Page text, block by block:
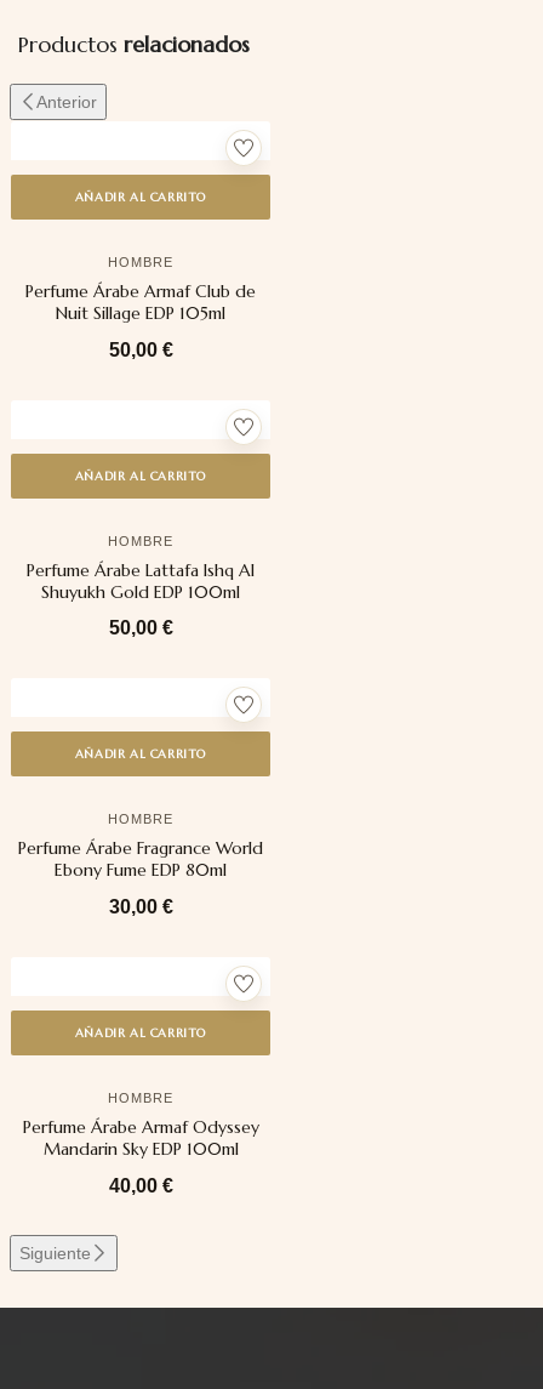
Productos relacionados
Anterior
AÑADIR AL CARRITO
HOMBRE
Perfume Árabe Armaf Club de
Nuit Sillage EDP 105ml
50,00 €
AÑADIR AL CARRITO
HOMBRE
Perfume Árabe Lattafa Ishq Al
Shuyukh Gold EDP 100ml
50,00 €
AÑADIR AL CARRITO
HOMBRE
Perfume Árabe Fragrance World
Ebony Fume EDP 80ml
30,00 €
AÑADIR AL CARRITO
HOMBRE
Perfume Árabe Armaf Odyssey
Mandarin Sky EDP 100ml
40,00 €
Siguiente